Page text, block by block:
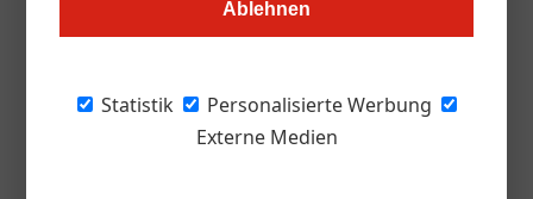
Ablehnen
Statistik
Personalisierte Werbung
Externe Medien
Weiterbildungsprogramm für ihre Lehrlinge und Mitarbeiter
an. Das Angebot wurde von den Unternehmern und leitenden
„hotspots – das Sprungbrett für deine